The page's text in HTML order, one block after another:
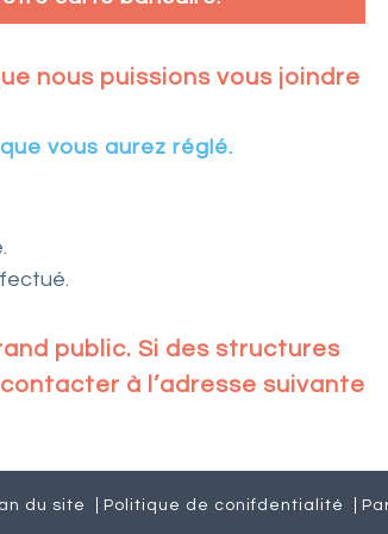
nous puissions vous joindre
vous aurez réglé.
public. Si des structures
à l’adresse suivante
du site Politique de conifdentialité